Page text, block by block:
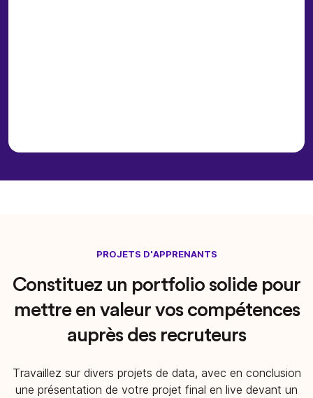
PROJETS D'APPRENANTS
Constituez un portfolio solide pour
mettre en valeur vos compétences
auprès des recruteurs
Travaillez sur divers projets de data, avec en conclusion
une présentation de votre projet final en live devant un